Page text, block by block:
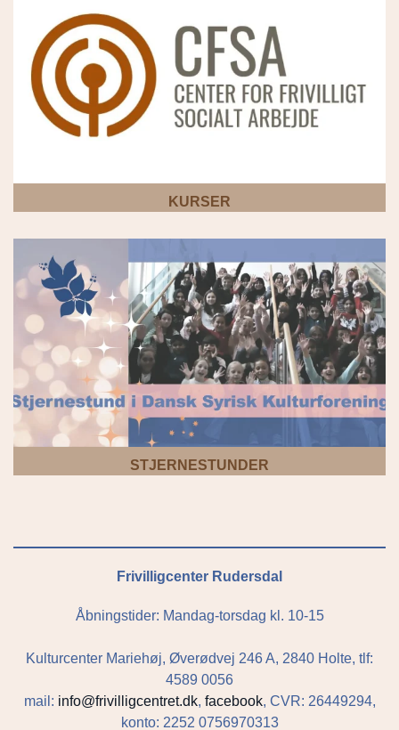
KURSER
STJERNESTUNDER
Frivilligcenter Rudersdal
Åbningstider: Mandag-torsdag kl. 10-15
Kulturcenter Mariehøj, Øverødvej 246 A, 2840 Holte, tlf:
4589 0056
mail: info@frivilligcentret.dk, facebook, CVR: 26449294,
konto: 2252 0756970313